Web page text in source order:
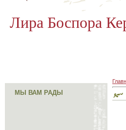
Лира Боспора
МЫ ВАМ РАДЫ